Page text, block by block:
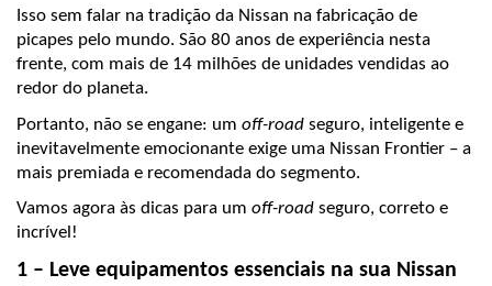
Isso sem falar na tradição da Nissan na fabricação de
picapes pelo mundo. São 80 anos de experiência nesta
frente, com mais de 14 milhões de unidades vendidas ao
redor do planeta.
Portanto, não se engane: um off-road seguro, inteligente e
inevitavelmente emocionante exige uma Nissan Frontier – a
mais premiada e recomendada do segmento.
Vamos agora às dicas para um off-road seguro, correto e
incrível!
1 – Leve equipamentos essenciais na sua Nissan